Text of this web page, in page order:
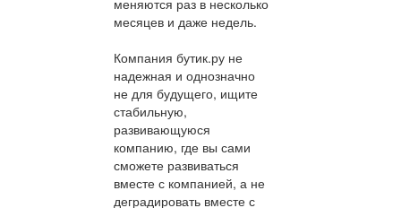
меняются раз в несколько
месяцев и даже недель.
Компания бутик.ру не
надежная и однозначно
не для будущего, ищите
стабильную,
развивающуюся
компанию, где вы сами
сможете развиваться
вместе с компанией, а не
деградировать вместе с